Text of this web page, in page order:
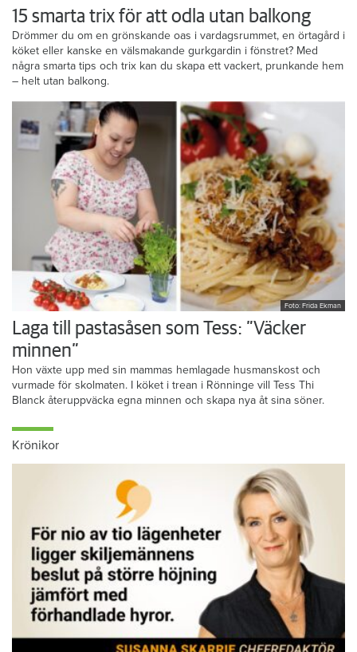
15 smarta trix för att odla utan balkong
Drömmer du om en grönskande oas i vardagsrummet, en örtagård i
köket eller kanske en välsmakande gurkgardin i fönstret? Med
några smarta tips och trix kan du skapa ett vackert, prunkande hem
– helt utan balkong.
Foto: Frida Ekman
Laga till pastasåsen som Tess: ”Väcker
minnen”
Hon växte upp med sin mammas hemlagade husmanskost och
vurmade för skolmaten. I köket i trean i Rönninge vill Tess Thi
Blanck återuppväcka egna minnen och skapa nya åt sina söner.
Krönikor